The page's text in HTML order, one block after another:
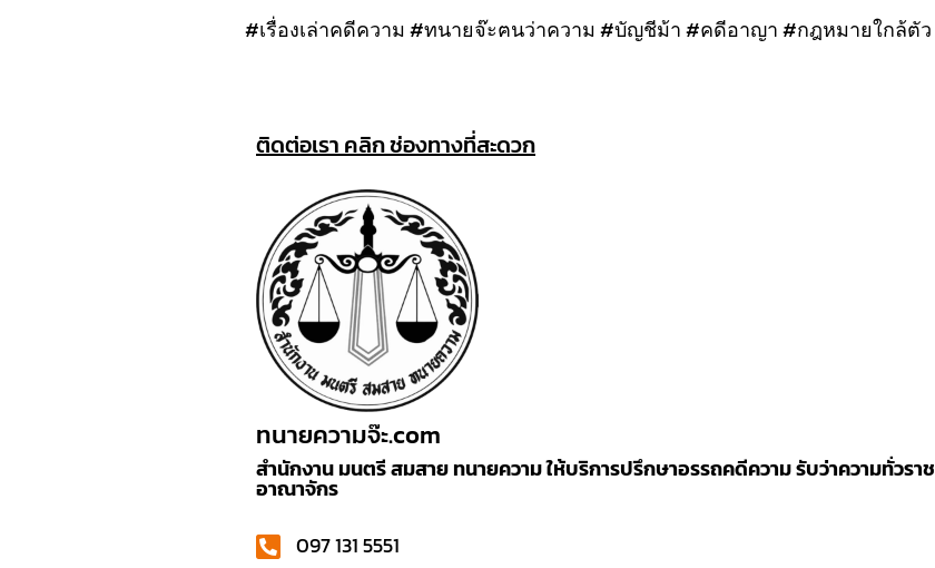
#เรื่องเล่าคดีความ #ทนายจ๊ะฅนว่าความ #บัญชีม้า #คดีอาญา #กฎหมายใกล้ตัว
ติดต่อเรา คลิก ช่องทางที่สะดวก
ทนายความจ๊ะ.com
สำนักงาน มนตรี สมสาย ทนายความ ให้บริการปรึกษาอรรถคดีความ รับว่าความทั่วราช
อาณาจักร
097 131 5551